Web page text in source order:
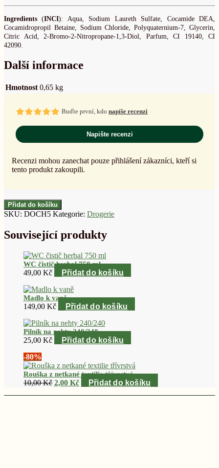
Ingredients (INCI): Aqua, Sodium Laureth Sulfate, Cocamide DEA,
Cocamidropropil Betaine, Sodium Chloride, Polyquaternium-7, Glycerin,
Citric Acid, 2-Bromo-2-Nitropropane-1,3-Diol, Parfum, CI 19140, CI
42090.
Další informace
Hmotnost 0,65 kg
Buďte první, kdo napíše recenzi
Napište recenzi
Recenzi mohou zanechat pouze přihlášení zákazníci, kteří si
tento produkt zakoupili.
Přidat do košíku
SKU: DOCH5 Kategorie: Drogerie
Související produkty
WC čistič herbal 750 ml
49,00 Kč Přidat do košíku
Madlo k vaně
149,00 Kč Přidat do košíku
Pilník na nehty 240/240
25,00 Kč
Přidat do košíku
-80%
Rouška z netkané textilie třívrstvá
10,00Kč Původní
2,00 KčAktuální
Přidat do košíku